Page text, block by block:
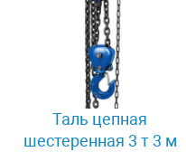
Таль цепная
шестеренная 3 т 3 м